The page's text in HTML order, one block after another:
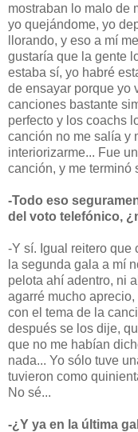
mostraban lo malo de
yo quejándome, yo
llorando, y eso a mí
gustaría que la gente
estaba sí, yo habré
de ensayar porque yo
canciones bastante
perfecto y los coachs
canción no me salía y
interiorizarme... Fue
canción, y me terminó
-Todo eso
del voto telefónico,
-Y sí. Igual reitero que
la segunda gala a mí
pelota ahí adentro, ni
agarré mucho aprecio,
con el tema de la
después se los dije,
que no me habían
nada... Yo sólo tuve
tuvieron como
No sé...
-¿Y ya en la última